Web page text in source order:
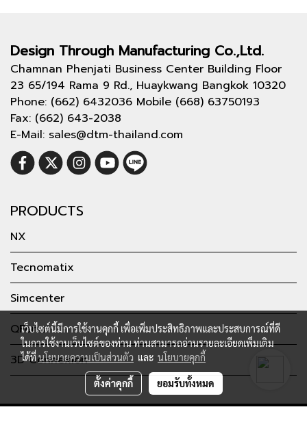
Design Through Manufacturing Co.,Ltd.
Chamnan Phenjati Business Center Building Floor
23 65/194 Rama 9 Rd., Huaykwang Bangkok 10320
Phone: (662) 6432036 Mobile (668) 63750193
Fax: (662) 643-2038
E-Mail: sales@dtm-thailand.com
PRODUCTS
NX
Tecnomatix
Simcenter
QForm
3D Connexion
เว็บไซต์นี้มีการใช้งานคุกกี้ เพื่อเพิ่มประสิทธิภาพและประสบการณ์ที่ดี
ในการใช้งานเว็บไซต์ของท่าน ท่านสามารถอ่านรายละเอียดเพิ่มเติม
ได้ที่นโยบายความเป็นส่วนตัว และ นโยบายคุกกี้
ตั้งค่าคุกกี้ ยอมรับทั้งหมด